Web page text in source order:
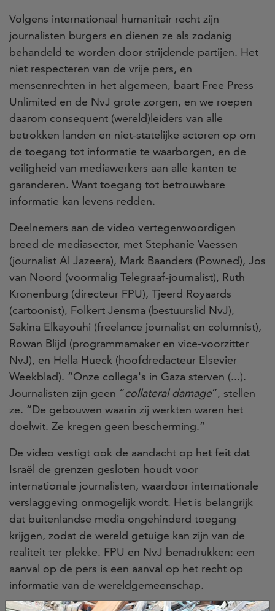
Volgens internationaal humanitair recht zijn
journalisten burgers en dienen ze als zodanig
behandeld te worden door strijdende partijen. Het
niet respecteren van de vrije pers, en
mensenrechten in het algemeen, baart Free Press
Unlimited en de NvJ grote zorgen, en we roepen
daarom consequent (wereld)leiders van alle
betrokken landen en niet-statelijke actoren op om
de toegang tot informatie te waarborgen, en de
veiligheid van mediawerkers aan alle kanten te
garanderen. Want toegang tot betrouwbare
informatie kan levens redden.
Deelnemers aan de video vertegenwoordigen
breed de mediasector, met Stephanie Vaessen
(journalist Al Jazeera), Mark Baanders (Powned), Jos
van Noord (voormalig Telegraaf-journalist), Ruth
Kronenburg (directeur FPU), Tjeerd Royaards
(cartoonist), Folkert Jensma (bestuurslid NvJ),
Sakina Elkayouhi (freelance journalist en columnist),
Rowan Blijd (programmamaker en vice-voorzitter
NvJ), en Hella Hueck (hoofdredacteur Elsevier
Weekblad). “Onze collega's in Gaza sterven (...).
Journalisten zijn geen “collateral damage”, stellen
ze. “De gebouwen waarin zij werkten waren het
doelwit. Ze kregen geen bescherming.”
De video vestigt ook de aandacht op het feit dat
Israël de grenzen gesloten houdt voor
internationale journalisten, waardoor internationale
verslaggeving onmogelijk wordt. Het is belangrijk
dat buitenlandse media ongehinderd toegang
krijgen, zodat de wereld getuige kan zijn van de
realiteit ter plekke. FPU en NvJ benadrukken: een
aanval op de pers is een aanval op het recht op
informatie van de wereldgemeenschap.